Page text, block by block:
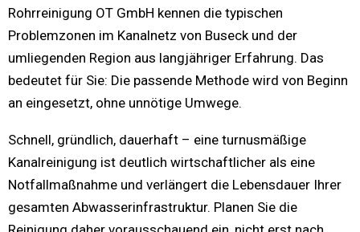
Rohrreinigung OT GmbH kennen die typischen
Problemzonen im Kanalnetz von Buseck und der
umliegenden Region aus langjähriger Erfahrung. Das
bedeutet für Sie: Die passende Methode wird von Beginn
an eingesetzt, ohne unnötige Umwege.
Schnell, gründlich, dauerhaft – eine turnusmäßige
Kanalreinigung ist deutlich wirtschaftlicher als eine
Notfallmaßnahme und verlängert die Lebensdauer Ihrer
gesamten Abwasserinfrastruktur. Planen Sie die